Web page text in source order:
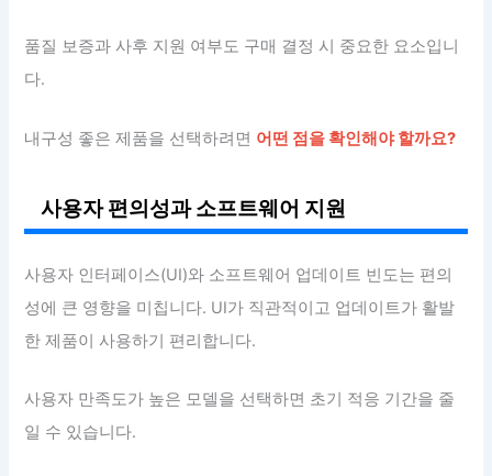
품질 보증과 사후 지원 여부도 구매 결정 시 중요한 요소입니
다.
내구성 좋은 제품을 선택하려면 어떤 점을 확인해야 할까요?
사용자 편의성과 소프트웨어 지원
사용자 인터페이스(UI)와 소프트웨어 업데이트 빈도는 편의
성에 큰 영향을 미칩니다. UI가 직관적이고 업데이트가 활발
한 제품이 사용하기 편리합니다.
사용자 만족도가 높은 모델을 선택하면 초기 적응 기간을 줄
일 수 있습니다.